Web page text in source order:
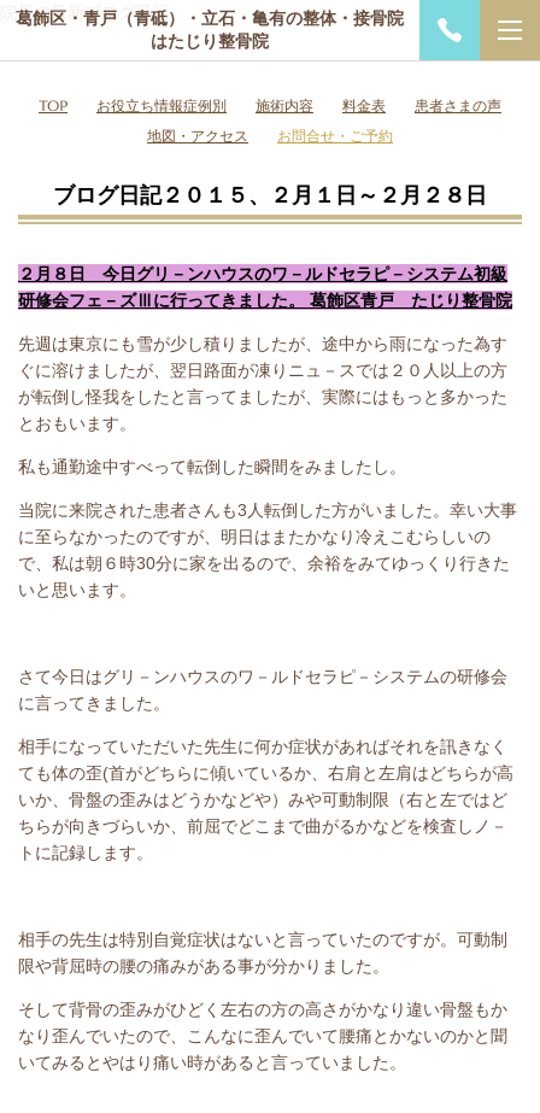
院長の最新ブログ日記
葛飾区・青戸（青砥）・立石・亀有の整体・接骨院
はたじり整骨院
TOP お役立ち情報症例別 施術内容 料金表
患者さまの声
地図・アクセス
お問合せ・ご予約
ブログ日記２０１５、２月１日～２月２８日
２月８日 今日グリ－ンハウスのワ－ルドセラピ－システム初級
研修会フェ－ズⅢに行ってきました。 葛飾区青戸 たじり整骨院
先週は東京にも雪が少し積りましたが、途中から雨になった為す
ぐに溶けましたが、翌日路面が凍りニュ－スでは２０人以上の方
が転倒し怪我をしたと言ってましたが、実際にはもっと多かった
とおもいます。
私も通勤途中すべって転倒した瞬間をみましたし。
当院に来院された患者さんも3人転倒した方がいました。幸い大事
に至らなかったのですが、明日はまたかなり冷えこむらしいの
で、私は朝６時30分に家を出るので、余裕をみてゆっくり行きた
いと思います。
さて今日はグリ－ンハウスのワ－ルドセラピ－システムの研修会
に言ってきました。
相手になっていただいた先生に何か症状があればそれを訊きなく
ても体の歪(首がどちらに傾いているか、右肩と左肩はどちらが高
いか、骨盤の歪みはどうかなどや）みや可動制限（右と左ではど
ちらが向きづらいか、前屈でどこまで曲がるかなどを検査しノ－
トに記録します。
相手の先生は特別自覚症状はないと言っていたのですが。可動制
限や背屈時の腰の痛みがある事が分かりました。
そして背骨の歪みがひどく左右の方の高さがかなり違い骨盤もか
なり歪んでいたので、こんなに歪んでいて腰痛とかないのかと聞
いてみるとやはり痛い時があると言っていました。